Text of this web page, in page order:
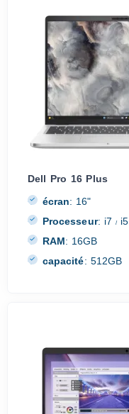
Dell Pro 16 Plus
écran: 16"
Processeur: i7/ i5
RAM: 16GB
capacité: 512GB